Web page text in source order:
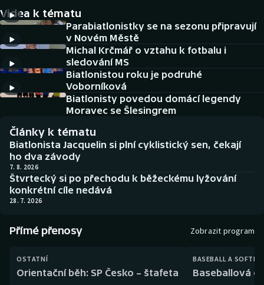
DALŠÍ SPORTY
Americký fotbal
Baseball a softbal
Biatlon
Boby a skeleton
Box
Curling
Dostihy
NEPŘEHLÉDNĚTE
Historické návraty
Aplikace ČT sport
AZ kvíz
Videa k tématu
Parabiatlonistky se na sezonu připravují
v Novém Městě
Michal Krčmář o vztahu k fotbalu i
sledování MS
Biatlonistou roku je podruhé
Voborníková
Biatlonisty povedou domácí legendy
Moravec se Šlesingrem
Články k tématu
Biatlonista Jacquelin si plní cyklistický sen, čekají
ho dva závody
7. 8. 2026
Štvrtecký si po přechodu k běžeckému lyžování
konkrétní cíle nedává
28. 7. 2026
Přímé přenosy Zobrazit program
OSTATNÍ
Orientační běh: SP Česko – štafeta
BASEBALL A
Baseballová